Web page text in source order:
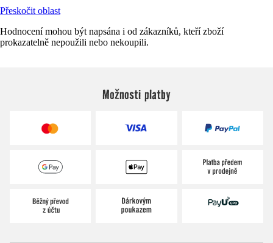
Přeskočit oblast
Hodnocení mohou být napsána i od zákazníků, kteří zboží
prokazatelně nepoužili nebo nekoupili.
Možnosti platby